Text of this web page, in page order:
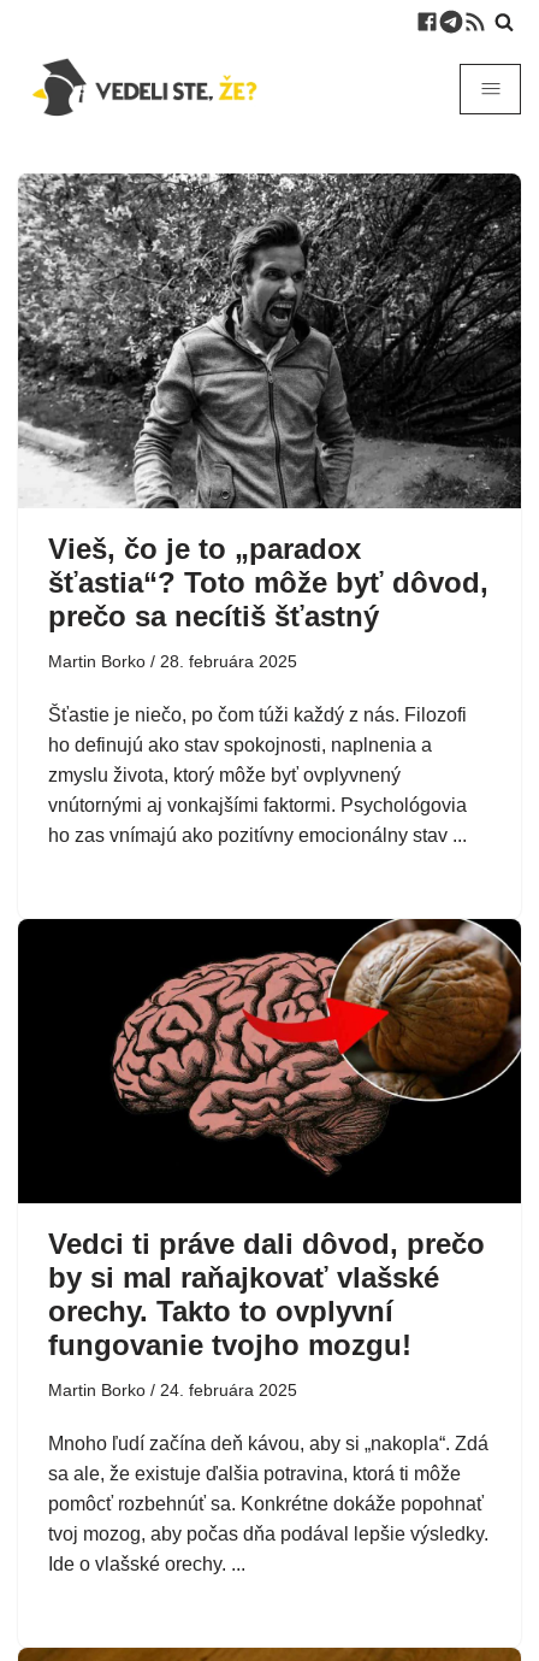
Vieš, čo je to „paradox
šťastia“? Toto môže byť dôvod,
prečo sa necítiš šťastný
Martin Borko 28. februára 2025
Šťastie je niečo, po čom túži každý z nás. Filozofi
ho definujú ako stav spokojnosti, naplnenia a
zmyslu života, ktorý môže byť ovplyvnený
vnútornými aj vonkajšími faktormi. Psychológovia
ho zas vnímajú ako pozitívny emocionálny stav ...
Vedci ti práve dali dôvod, prečo
by si mal raňajkovať vlašské
orechy. Takto to ovplyvní
fungovanie tvojho mozgu!
Martin Borko 24. februára 2025
Mnoho ľudí začína deň kávou, aby si „nakopla“. Zdá
sa ale, že existuje ďalšia potravina, ktorá ti môže
pomôcť rozbehnúť sa. Konkrétne dokáže popohnať
tvoj mozog, aby počas dňa podával lepšie výsledky.
Ide o vlašské orechy. ...